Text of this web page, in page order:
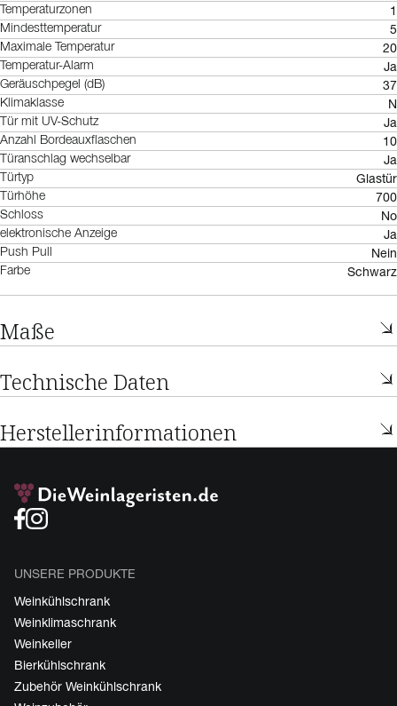
Temperaturzonen 1
Mindesttemperatur 5
Maximale Temperatur 20
Temperatur-Alarm Ja
Geräuschpegel (dB) 37
Klimaklasse N
Tür mit UV-Schutz Ja
Anzahl Bordeauxflaschen 10
Türanschlag wechselbar Ja
Türtyp Glastür
Türhöhe 700
Schloss No
elektronische Anzeige Ja
Push Pull Nein
Farbe Schwarz
Maße
Technische Daten
Herstellerinformationen
UNSERE PRODUKTE
Weinkühlschrank
Weinklimaschrank
Weinkeller
Bierkühlschrank
Zubehör Weinkühlschrank